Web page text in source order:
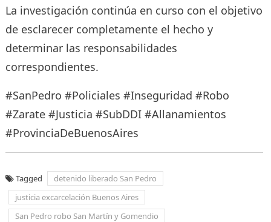
La investigación continúa en curso con el objetivo
de esclarecer completamente el hecho y
determinar las responsabilidades
correspondientes.
#SanPedro #Policiales #Inseguridad #Robo
#Zarate #Justicia #SubDDI #Allanamientos
#ProvinciaDeBuenosAires
Tagged
detenido liberado San Pedro
justicia excarcelación Buenos Aires
San Pedro robo San Martín y Gomendio